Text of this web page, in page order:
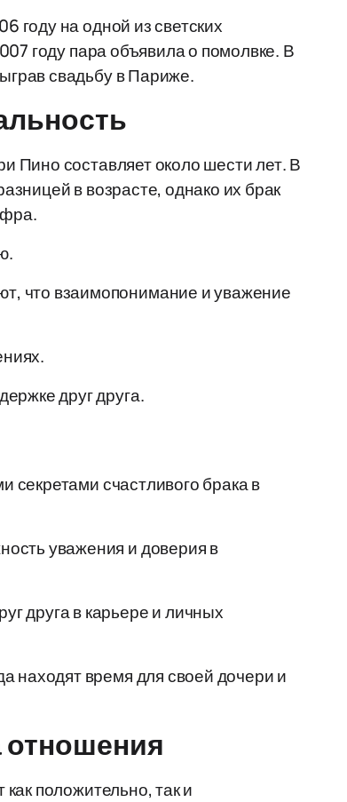
году на одной из светских
году пара объявила о помолвке. В
свадьбу в Париже.
Пино составляет около шести лет. В
в возрасте, однако их брак
что взаимопонимание и уважение
друг друга.
счастливого брака в
уважения и доверия в
друга в карьере и личных
находят время для своей дочери и
отношения
положительно, так и